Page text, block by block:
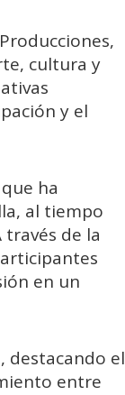
cultura y
y el
ha
al tiempo
de la
en un
destacando el
entre